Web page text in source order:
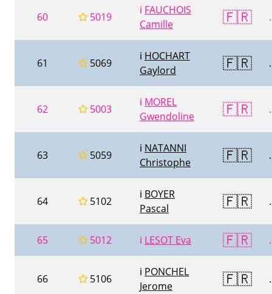
60 5019
ℹ️ FAUCHOIS
Camille
🇫🇷 .
61 5069
ℹ️ HOCHART
Gaylord
🇫🇷 .
62 5003
ℹ️ MOREL
Gwendoline
🇫🇷 .
63 5059
ℹ️ NATANNI
Christophe
🇫🇷 .
64 5102
ℹ️ BOYER
Pascal
🇫🇷 .
65 5012 ℹ️ LESOT Eva 🇫🇷 .
66 5106
ℹ️ PONCHEL
Jerome
🇫🇷 .